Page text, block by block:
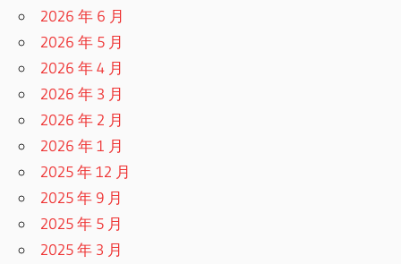
2026 年 6 月
2026 年 5 月
2026 年 4 月
2026 年 3 月
2026 年 2 月
2026 年 1 月
2025 年 12 月
2025 年 9 月
2025 年 5 月
2025 年 3 月